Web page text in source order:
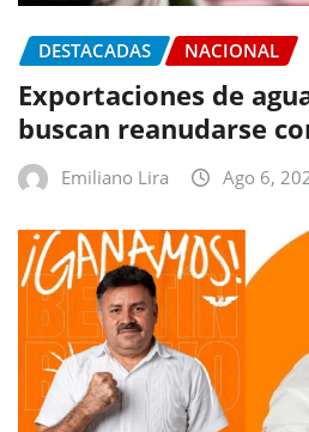
DESTACADAS NACIONAL
Exportaciones de
buscan reanudarse
Emiliano Lira Ago 6,